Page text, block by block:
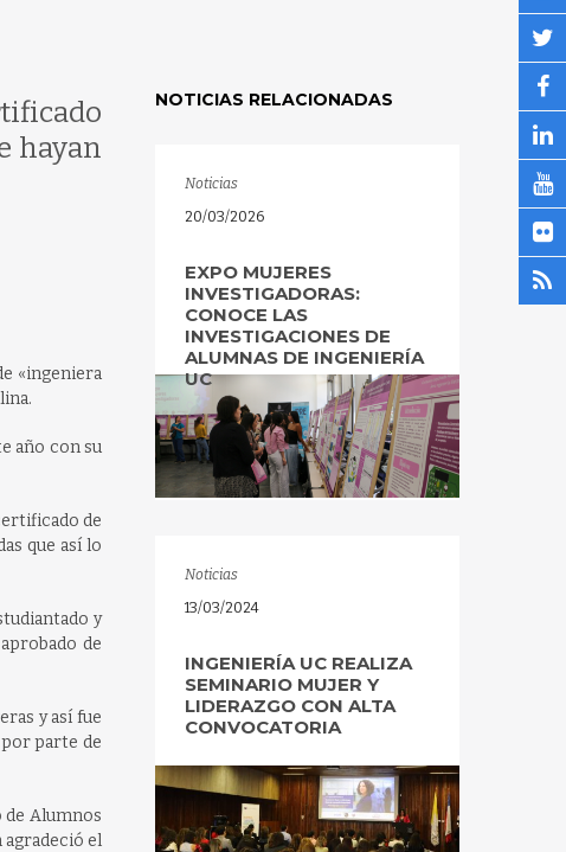
hayan
«ingeniera
año con su
de
que así lo
y
de
y así fue
parte de
de Alumnos
agradeció el
NOTICIAS RELACIONADAS
Noticias
20/03/2026
EXPO MUJERES
INVESTIGADORAS:
CONOCE LAS
INVESTIGACIONES DE
ALUMNAS DE INGENIERÍA
UC
Noticias
13/03/2024
INGENIERÍA UC REALIZA
SEMINARIO MUJER Y
LIDERAZGO CON ALTA
CONVOCATORIA